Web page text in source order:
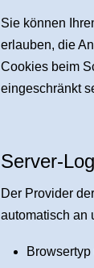
Sie können
erlauben, die
Cookies beim
eingeschränkt
Server-
Der Provider
automatisch an